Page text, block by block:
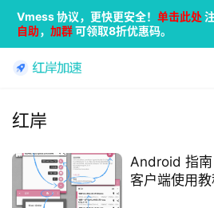
红岸
Android 指南
客户端使用教
Vmess 协议，更快更安全！ 单击此处
自助， 加群可领取8折优惠码。